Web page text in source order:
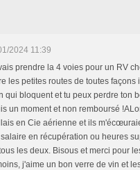
2024 11:39
prendre la 4 voies pour un RV
les petites routes de toutes façons
qui bloquent et tu peux perdre ton
un moment et non remboursé
en Cie aérienne et ils
en récupération ou heures
les deux. Bisous et merci pour
j'aime un bon verre de vin et